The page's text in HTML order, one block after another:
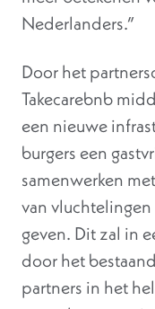
Nederlanders.”
Door het
Takecarebnb
een ​​nieuwe
burgers een
samenwerken
van
geven. Dit zal in
door het
partners in het